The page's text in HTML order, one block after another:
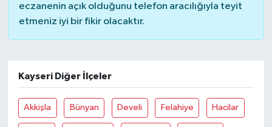
eczanenin açık olduğunu telefon aracılığıyla teyit
etmeniz iyi bir fikir olacaktır.
Kayseri Diğer İlçeler
Akkişla Bünyan Develi Felahiye Hacilar